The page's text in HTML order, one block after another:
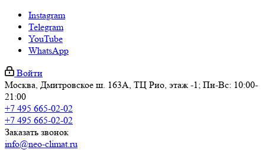
Instagram
Telegram
YouTube
WhatsApp
Войти
Москва, Дмитровское ш. 163А, ТЦ Рио, этаж -1; Пн-Вс: 10:00-
21:00
+7 495 665-02-02
+7 495 665-02-02
Заказать звонок
info@neo-climat.ru